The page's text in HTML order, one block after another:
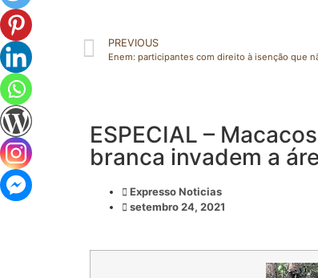
PREVIOUS
ESPECIAL –
branca invadem a
Expresso Noticias
setembro 24, 2021